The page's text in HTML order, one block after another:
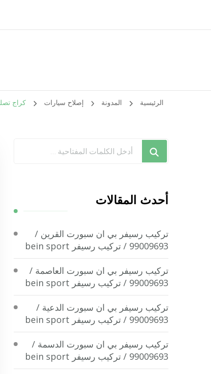
الرئيسية المدونة إصلاح سيارات كراج تصليح دايو
تبحث
شيء
ما؟
أحدث المقالات
تركيب رسيفر بي ان سبورت القرين /
99009693 / تركيب رسيفر bein sport
تركيب رسيفر بي ان سبورت العاصمة /
99009693 / تركيب رسيفر bein sport
تركيب رسيفر بي ان سبورت الدعية /
99009693 / تركيب رسيفر bein sport
تركيب رسيفر بي ان سبورت الدسمة /
99009693 / تركيب رسيفر bein sport